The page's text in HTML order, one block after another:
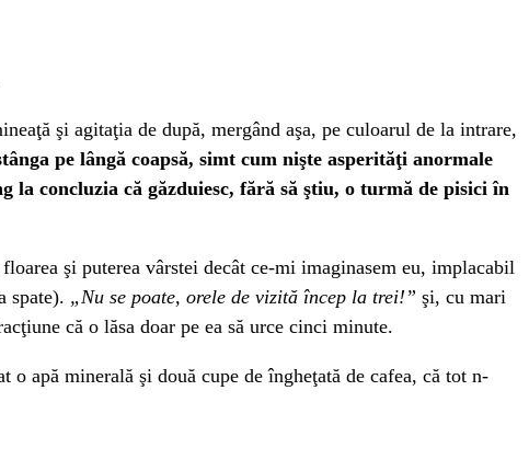
şi agitaţia de după, mergând aşa, pe culoarul de la intrare,
pe lângă coapsă, simt cum nişte asperităţi anormale
la concluzia că găzduiesc, fără să ştiu, o turmă de pisici în
şi puterea vârstei decât ce-mi imaginasem eu, implacabil
spate). „Nu se poate, orele de vizită încep la trei!” şi, cu mari
că o lăsa doar pe ea să urce cinci minute.
o apă minerală şi două cupe de îngheţată de cafea, că tot n-